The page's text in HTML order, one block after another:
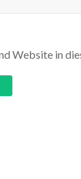
Website in